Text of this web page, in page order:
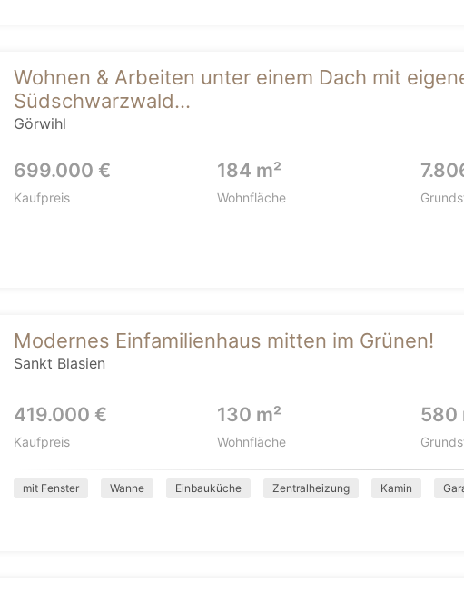
Wohnen & Arbeiten unter einem Dach mit
Südschwarzwald...
Görwihl
699.000 €
Kaufpreis
184 m²
Wohnfläche
Modernes Einfamilienhaus mitten im Grünen!
Sankt Blasien
419.000 €
Kaufpreis
130 m²
Wohnfläche
580
mit Fenster Wanne Einbauküche Zentralheizung Kamin